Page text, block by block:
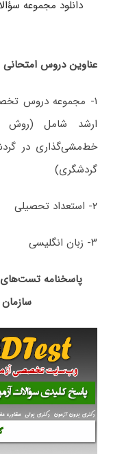
عناوین دروس
۱- مجموعه دروس
ارشد شامل (روش
خط‌مشی‌گذاری در
گردشگری)
۲- استعداد تحصیلی
۳- زبان انگلیسی